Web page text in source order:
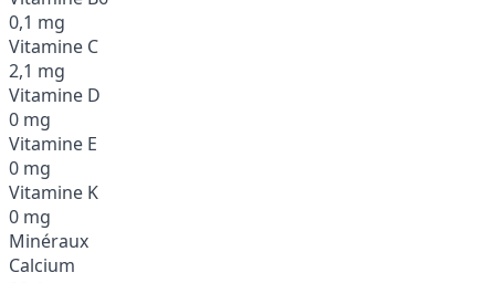
0,1 mg
Vitamine C
2,1 mg
Vitamine D
0 mg
Vitamine E
0 mg
Vitamine K
0 mg
Minéraux
Calcium